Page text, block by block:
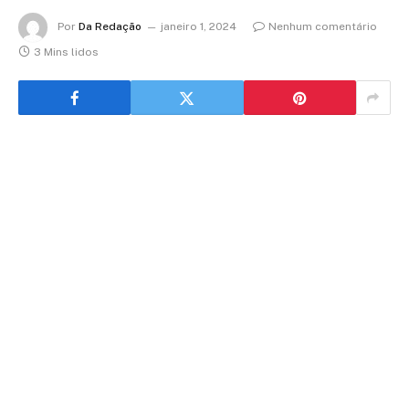
Por Da Redação janeiro 1, 2024
Nenhum comentário
3 Mins lidos